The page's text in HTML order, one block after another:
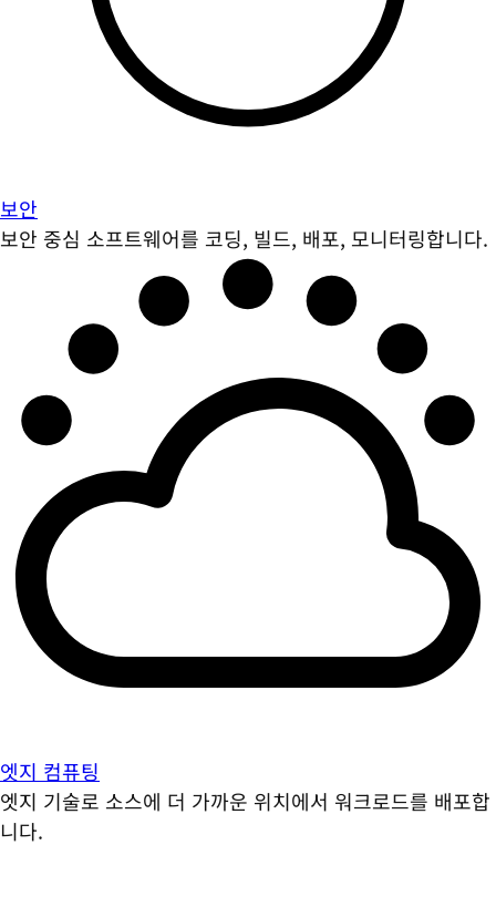
보안
보안 중심 소프트웨어를 코딩, 빌드, 배포, 모니터링합니다.
엣지 컴퓨팅
엣지 기술로 소스에 더 가까운 위치에서 워크로드를 배포합
니다.